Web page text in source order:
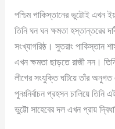
পশ্চিম পাকিস্তানের ভুট্টোই এখন
তিনি ঘন ঘন ক্ষমতা হস্তান্তরের
সংখ্যাগরিষ্ঠ। সুতরাং পাকিস্তান
এখন ক্ষমতা ছাড়তে রাজী নন।
লীগের সংযুক্তি ঘটিয়ে তাঁর অনুগত
পুনঃনির্বাচন প্রহসন চালিয়ে
ভুট্টো সাহেবের দল এখন প্রায়